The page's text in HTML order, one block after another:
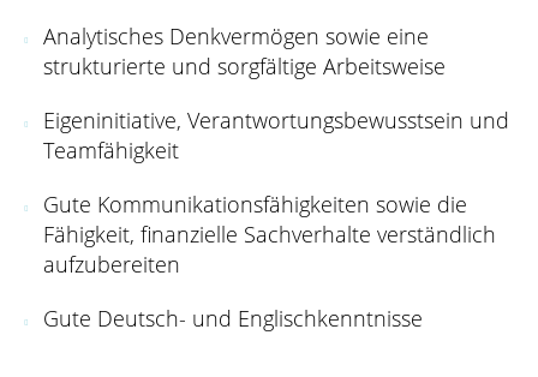
Analytisches Denkvermögen sowie eine
strukturierte und sorgfältige Arbeitsweise
Eigeninitiative, Verantwortungsbewusstsein und
Teamfähigkeit
Gute Kommunikationsfähigkeiten sowie die
Fähigkeit, finanzielle Sachverhalte verständlich
aufzubereiten
Gute Deutsch- und Englischkenntnisse